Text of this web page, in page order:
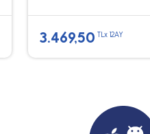
3.469,50 TLx 12AY